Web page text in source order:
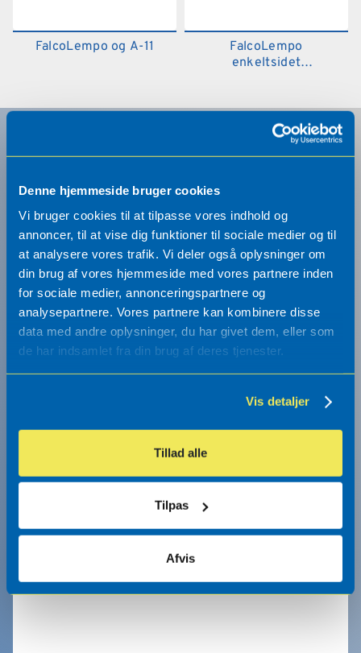
Denne hjemmeside bruger cookies
Vi bruger cookies til at tilpasse vores indhold og
annoncer, til at vise dig funktioner til sociale medier og til
at analysere vores trafik. Vi deler også oplysninger om
din brug af vores hjemmeside med vores partnere inden
for sociale medier, annonceringspartnere og
analysepartnere. Vores partnere kan kombinere disse
data med andre oplysninger, du har givet dem, eller som
de har indsamlet fra din brug af deres tjenester.
Vis detaljer
Tillad alle
Tilpas
Afvis
FalcoLempo og A-11
FalcoLempo
enkeltsidet
Få nyhederne først
Tilmeld dig vores nyhedsbrev og få de
seneste produktnyheder og inspiration
direkte i din indbakke.